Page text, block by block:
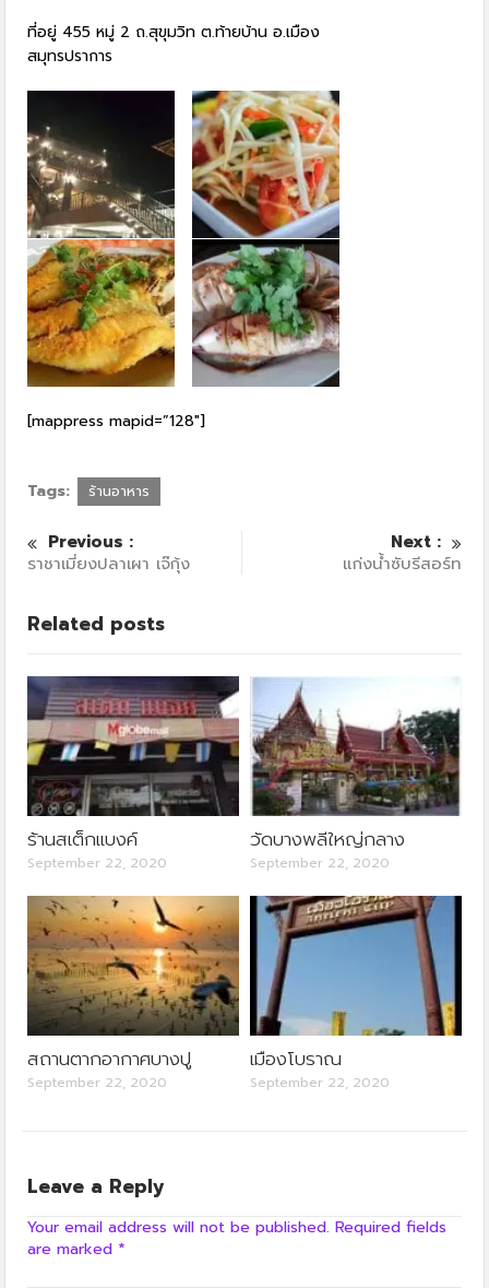
ที่อยู่ 455 หมู่ 2 ถ.สุขุมวิท ต.ท้ายบ้าน อ.เมือง
สมุทรปราการ
[mappress mapid=”128″]
Tags: ร้านอาหาร
Previous :
ราชาเมี่ยงปลาเผา เจ๊กุ้ง
Next :
แก่งน้ำซับรีสอร์ท
Related posts
ร้านสเต็กแบงค์
September 22, 2020
วัดบางพลีใหญ่กลาง
September 22, 2020
สถานตากอากาศบางปู
September 22, 2020
เมืองโบราณ
September 22, 2020
Leave a Reply
Your email address will not be published. Required fields
are marked *